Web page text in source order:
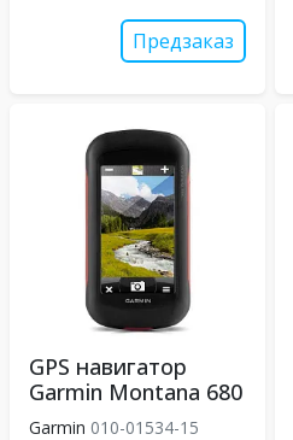
Предзаказ
GPS навигатор
Garmin Montana 680
Garmin 010-01534-15